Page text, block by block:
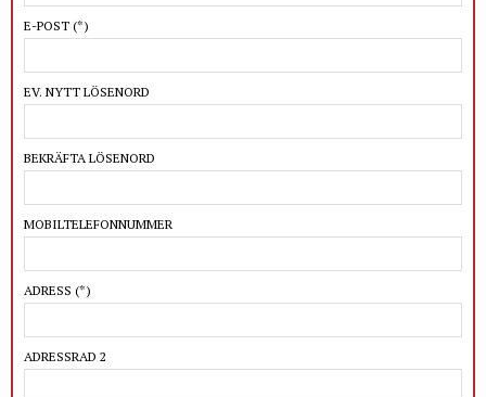
E-POST (*)
EV. NYTT LÖSENORD
BEKRÄFTA LÖSENORD
MOBILTELEFONNUMMER
ADRESS (*)
ADRESSRAD 2